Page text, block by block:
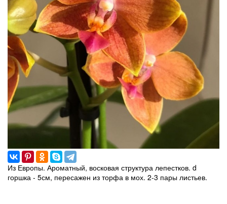
Из Европы. Ароматный, восковая структура лепестков. d
горшка - 5см, пересажен из торфа в мох. 2-3 пары листьев.